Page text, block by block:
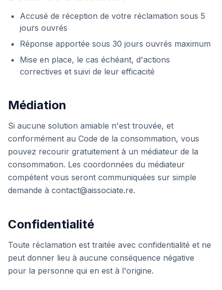
Accusé de réception de votre réclamation sous 5
jours ouvrés
Réponse apportée sous 30 jours ouvrés maximum
Mise en place, le cas échéant, d'actions
correctives et suivi de leur efficacité
Médiation
Si aucune solution amiable n'est trouvée, et
conformément au Code de la consommation, vous
pouvez recourir gratuitement à un médiateur de la
consommation. Les coordonnées du médiateur
compétent vous seront communiquées sur simple
demande à contact@aissociate.re.
Confidentialité
Toute réclamation est traitée avec confidentialité et ne
peut donner lieu à aucune conséquence négative
pour la personne qui en est à l'origine.